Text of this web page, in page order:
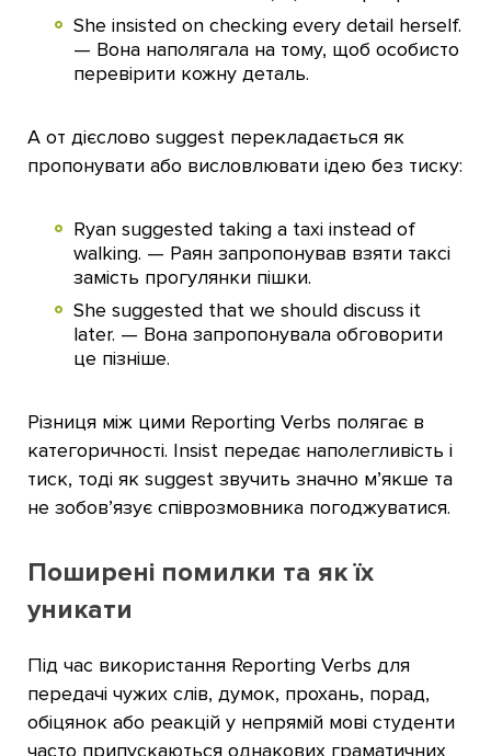
She insisted on checking every detail herself.
— Вона наполягала на тому, щоб особисто
перевірити кожну деталь.
А от дієслово suggest перекладається як
пропонувати або висловлювати ідею без тиску:
Ryan suggested taking a taxi instead of
walking. — Раян запропонував взяти таксі
замість прогулянки пішки.
She suggested that we should discuss it
later. — Вона запропонувала обговорити
це пізніше.
Різниця між цими Reporting Verbs полягає в
категоричності. Insist передає наполегливість і
тиск, тоді як suggest звучить значно м’якше та
не зобов’язує співрозмовника погоджуватися.
Поширені помилки та як їх
уникати
Під час використання Reporting Verbs для
передачі чужих слів, думок, прохань, порад,
обіцянок або реакцій у непрямій мові студенти
часто припускаються однакових граматичних